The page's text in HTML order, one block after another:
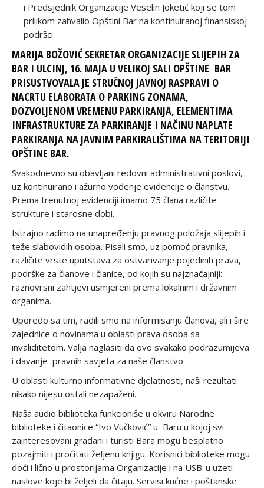
i Predsjednik Organizacije Veselin Joketić koji se tom
prilikom zahvalio Opštini Bar na kontinuiranoj finansiskoj
podršci.
MARIJA BOŽOVIĆ SEKRETAR ORGANIZACIJE SLIJEPIH ZA
BAR I ULCINJ, 16. MAJA U VELIKOJ SALI OPŠTINE BAR
PRISUSTVOVALA JE STRUČNOJ JAVNOJ RASPRAVI O
NACRTU ELABORATA O PARKING ZONAMA,
DOZVOLJENOM VREMENU PARKIRANJA, ELEMENTIMA
INFRASTRUKTURE ZA PARKIRANJE I NAČINU NAPLATE
PARKIRANJA NA JAVNIM PARKIRALIŠTIMA NA TERITORIJI
OPŠTINE BAR.
Svakodnevno su obavljani redovni administrativni poslovi,
uz kontinuirano i ažurno vođenje evidencije o članstvu.
Prema trenutnoj evidenciji imamo 75 člana različite
strukture i starosne dobi.
Istrajno radimo na unapređenju pravnog položaja slijepih i
teže slabovidih osoba. Pisali smo, uz pomoć pravnika,
različite vrste uputstava za ostvarivanje pojedinih prava,
podrške za članove i članice, od kojih su najznačajniji:
raznovrsni zahtjevi usmjereni prema lokalnim i državnim
organima.
Uporedo sa tim, radili smo na informisanju članova, ali i šire
zajednice o novinama u oblasti prava osoba sa
invaliditetom. Valja naglasiti da ovo svakako podrazumijeva
i davanje pravnih savjeta za naše članstvo.
U oblasti kulturno informativne djelatnosti, naši rezultati
nikako nijesu ostali nezapaženi.
Naša audio biblioteka funkcioniše u okviru Narodne
biblioteke i čitaonice “Ivo Vučković” u Baru u kojoj svi
zainteresovani građani i turisti Bara mogu besplatno
pozajmiti i pročitati željenu knjigu. Korisnici biblioteke mogu
doći i lično u prostorijama Organizacije i na USB-u uzeti
naslove koje bi željeli da čitaju. Servisi kućne i poštanske